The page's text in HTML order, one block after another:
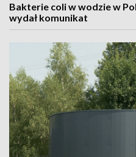
Bakterie coli w wodzie w
wydał komunikat